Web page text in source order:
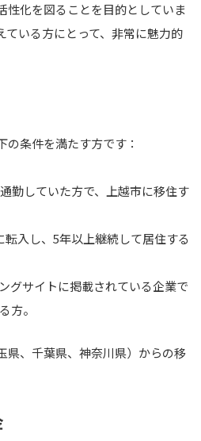
性化を図ることを目的としていま
ている方にとって、非常に魅力的
条件を満たす方です：
勤していた方で、上越市に移住す
入し、5年以上継続して居住する
グサイトに掲載されている企業で
方。
県、千葉県、神奈川県）からの移